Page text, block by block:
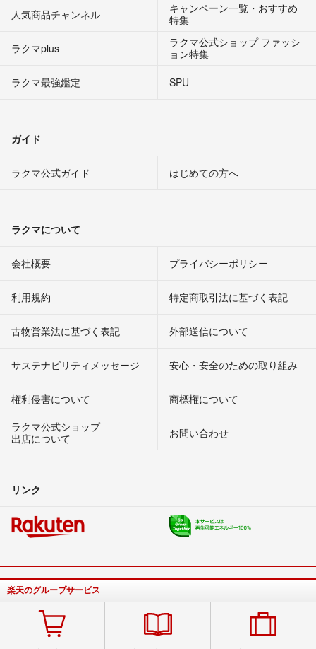
人気商品チャンネル
キャンペーン一覧・おすすめ
特集
ラクマplus
ラクマ公式ショップ ファッシ
ョン特集
ラクマ最強鑑定
SPU
ガイド
ラクマ公式ガイド はじめての方へ
ラクマについて
会社概要 プライバシーポリシー
利用規約 特定商取引法に基づく表記
古物営業法に基づく表記 外部送信について
サステナビリティメッセージ 安心・安全のための取り組み
権利侵害について
商標権について
ラクマ公式ショップ
出店について
お問い合わせ
リンク
楽天のグループサービス